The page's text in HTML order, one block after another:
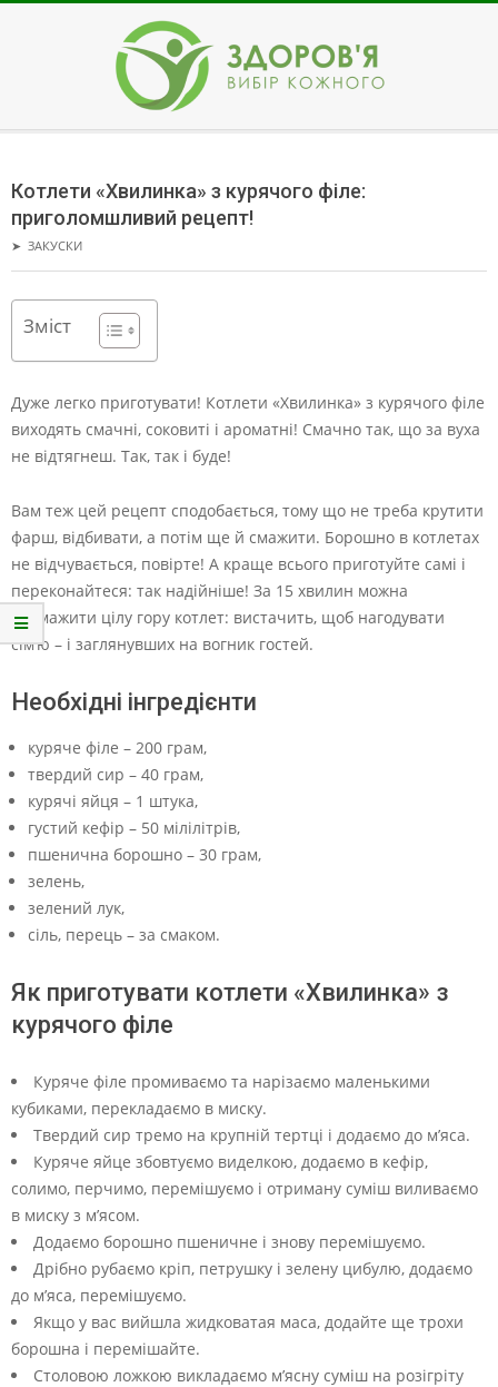
ЗДОРОВ'Я
Menu
Котлети «Хвилинка» з курячого філе:
приголомшливий рецепт!
➤ ЗАКУСКИ
Зміст
Дуже легко приготувати! Котлети «Хвилинка» з курячого філе
виходять смачні, соковиті і ароматні! Смачно так, що за вуха
не відтягнеш. Так, так і буде!
Вам теж цей рецепт сподобається, тому що не треба крутити
фарш, відбивати, а потім ще й смажити. Борошно в котлетах
не відчувається, повірте! А краще всього приготуйте самі і
переконайтеся: так надійніше! За 15 хвилин можна
насмажити цілу гору котлет: вистачить, щоб нагодувати
сім’ю – і заглянувших на вогник гостей.
Необхідні інгредієнти
куряче філе – 200 грам,
твердий сир – 40 грам,
курячі яйця – 1 штука,
густий кефір – 50 мілілітрів,
пшенична борошно – 30 грам,
зелень,
зелений лук,
сіль, перець – за смаком.
Як приготувати котлети «Хвилинка» з
курячого філе
Куряче філе промиваємо та нарізаємо маленькими
кубиками, перекладаємо в миску.
Твердий сир тремо на крупній тертці і додаємо до м’яса.
Куряче яйце збовтуємо виделкою, додаємо в кефір,
солимо, перчимо, перемішуємо і отриману суміш виливаємо
в миску з м’ясом.
Додаємо борошно пшеничне і знову перемішуємо.
Дрібно рубаємо кріп, петрушку і зелену цибулю, додаємо
до м’яса, перемішуємо.
Якщо у вас вийшла жидковатая маса, додайте ще трохи
борошна і перемішайте.
Столовою ложкою викладаємо м’ясну суміш на розігріту